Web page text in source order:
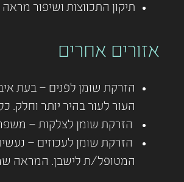
תיקון התכווצות ושיפור
אזורים אחרים
העור לעור בהיר יותר וחלק.
הזרקת שומן לצלקות –
הזרקת שומן לעכוזים –
המטופל/ת לישבן. המראה